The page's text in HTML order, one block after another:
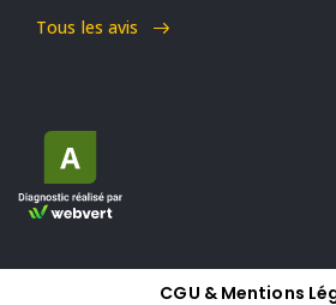
Tous les avis
CGU & Mentions